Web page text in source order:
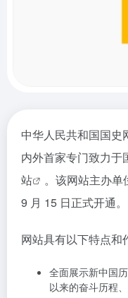
中华人民共和国国史
内外首家专门致力于
站
。该网站主办单
9 月 15 日正式开通。
网站具有以下特点和
全面展示新中国
以来的奋斗历程